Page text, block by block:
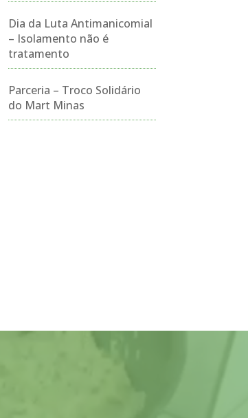
Dia da Luta Antimanicomial
– Isolamento não é
tratamento
Parceria – Troco Solidário
do Mart Minas